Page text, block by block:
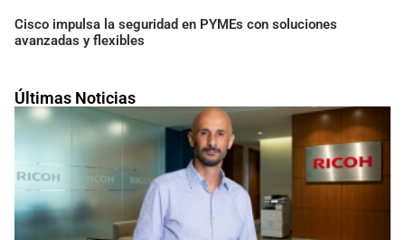
Últimas Noticias
Cisco impulsa la seguridad en PYMEs con soluciones
avanzadas y flexibles